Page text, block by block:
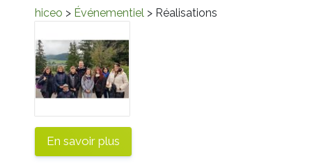
hiceo > Événementiel > Réalisations
En savoir plus